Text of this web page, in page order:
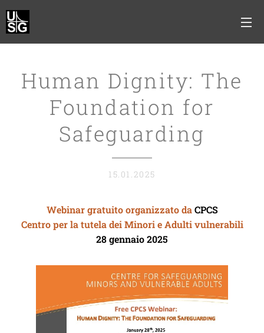
Human Dignity: The
Foundation for
Safeguarding
15.01.2025
Webinar gratuito organizzato daCPCS
Centro per la tutela dei Minori e Adulti vulnerabili
28 gennaio 2025